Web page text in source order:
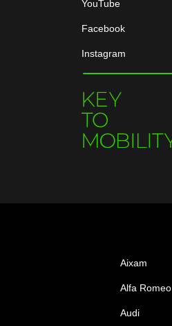
YouTube
Facebook
Instagram
Aixam
Alfa Romeo
Audi